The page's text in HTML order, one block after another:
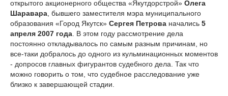
открытого акционерного общества «Якутдорстрой» Олега
Шаравара , бывшего заместителя мэра муниципального
образования «Город Якутск» Сергея Петрова начались 5
апреля 2007 года . В этом году рассмотрение дела
постоянно откладывалось по самым разным причинам, но
все-таки добралось до одного из кульминационных моментов
- допросов главных фигурантов судебного дела. Так что
можно говорить о том, что судебное расследование уже
близко к завершающей стадии.